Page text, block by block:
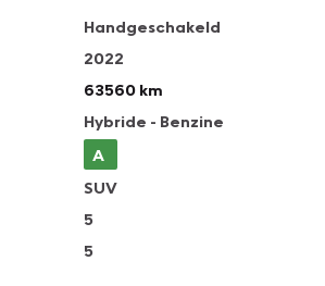
Handgeschakeld
2022
63560 km
Hybride - Benzine
A
SUV
5
5